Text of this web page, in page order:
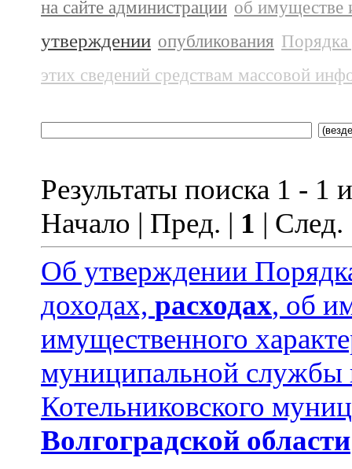
на сайте администрации об имуществе
утверждении опубликования Порядка
этих сведений средствам массовой
Результаты поиска 1 - 1
Начало | Пред. | 1 |
Об утверждении
доходах, расходах, об
имущественного
муниципальной службы
Котельниковского
Волгоградской области